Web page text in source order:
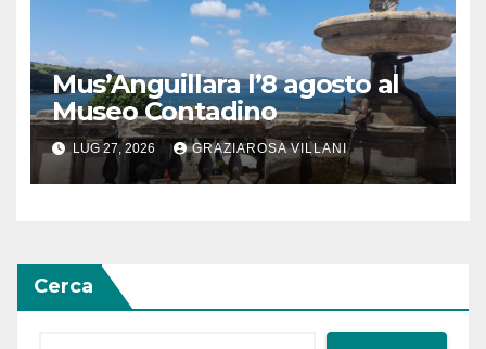
Mus’Anguillara l’8 agosto al
Museo Contadino
LUG 27, 2026 GRAZIAROSA VILLANI
Cerca